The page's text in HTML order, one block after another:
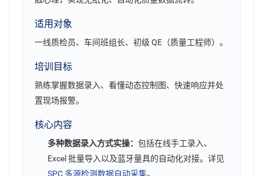
适用对象
一线质检员、车间班组长、初级 QE（质量工程师）。
培训目标
熟练掌握数据录入、看懂动态控制图、快速响应并处
置现场报警。
核心内容
多种数据录入方式实操： 包括在线手工录入、
Excel 批量导入以及蓝牙量具的自动化对接。详见
SPC 多源检测数据自动采集。